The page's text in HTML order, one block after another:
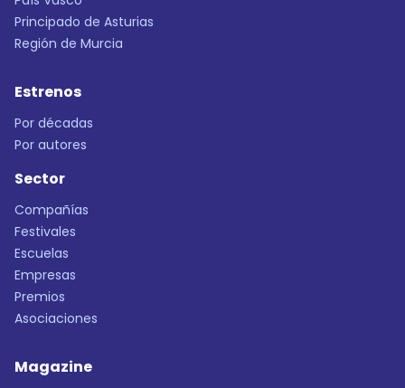
Principado de Asturias
Región de Murcia
Estrenos
Por décadas
Por autores
Sector
Compañías
Festivales
Escuelas
Empresas
Premios
Asociaciones
Magazine